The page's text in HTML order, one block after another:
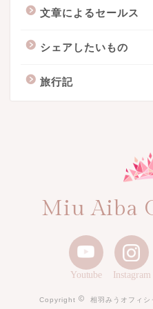
文章によるセールス
シェアしたいもの
旅行記
Miu Aiba
Youtube Instagram
Copyright 相羽みうオフィ